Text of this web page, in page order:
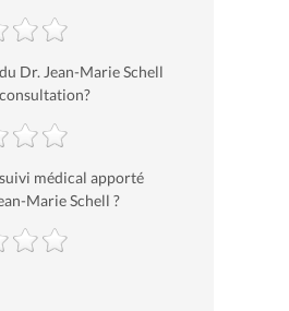
Dr. Jean-Marie Schell
médical apporté
Marie Schell ?